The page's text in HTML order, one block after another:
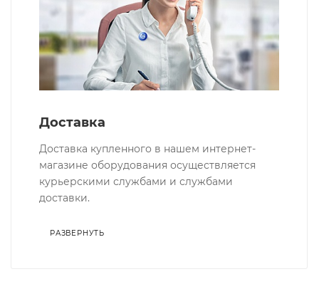
Доставка
Доставка купленного в нашем интернет-
магазине оборудования осуществляется
курьерскими службами и службами
доставки.
РАЗВЕРНУТЬ